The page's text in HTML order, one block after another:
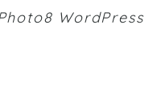
WordPress